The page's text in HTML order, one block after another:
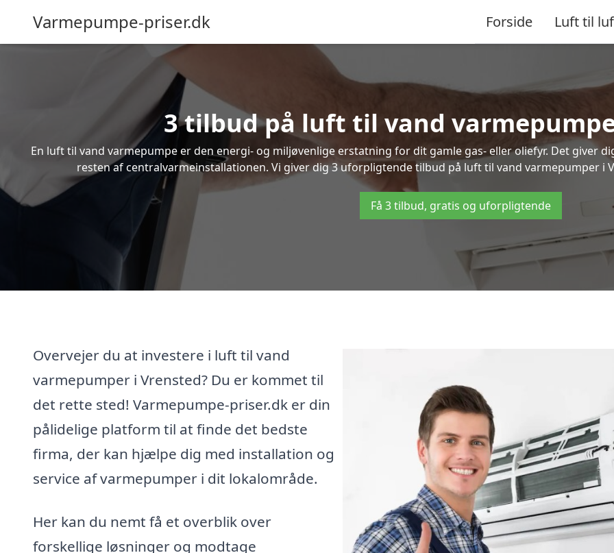
Varmepumpe-priser.dk Forside Luft til
3 tilbud på luft til vand
En luft til vand varmepumpe er den energi- og miljøvenlige erstatning for dit gamle gas- eller oliefyr. Det giver
resten af centralvarmeinstallationen. Vi giver dig 3 uforpligtende tilbud på luft til vand varmepumper i
Få 3 tilbud, gratis og uforpligtende
Overvejer du at investere i luft til vand
varmepumper i Vrensted? Du er kommet til
det rette sted! Varmepumpe-priser.dk er din
pålidelige platform til at finde det bedste
firma, der kan hjælpe dig med installation og
service af varmepumper i dit lokalområde.
Her kan du nemt få et overblik over
forskellige løsninger og modtage